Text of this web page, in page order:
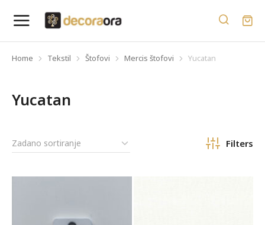
You are here:
Home Tekstil Štofovi Mercis štofovi Yucatan
Yucatan
Filters